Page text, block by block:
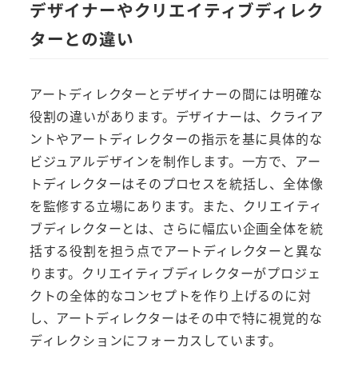
デザイナーやクリエイティブディレク
ターとの違い
アートディレクターとデザイナーの間には明確な
役割の違いがあります。デザイナーは、クライア
ントやアートディレクターの指示を基に具体的な
ビジュアルデザインを制作します。一方で、アー
トディレクターはそのプロセスを統括し、全体像
を監修する立場にあります。また、クリエイティ
ブディレクターとは、さらに幅広い企画全体を統
括する役割を担う点でアートディレクターと異な
ります。クリエイティブディレクターがプロジェ
クトの全体的なコンセプトを作り上げるのに対
し、アートディレクターはその中で特に視覚的な
ディレクションにフォーカスしています。